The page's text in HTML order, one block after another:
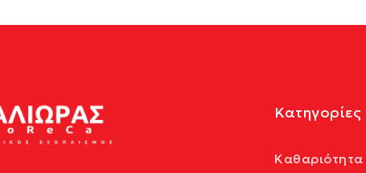
Κατηγορίες
Καθαριότητα